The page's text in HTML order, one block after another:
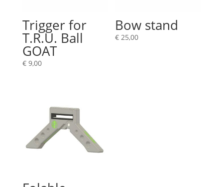
Trigger for
T.R.U. Ball
GOAT
€9,00
Bow stand
€ 25,00